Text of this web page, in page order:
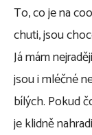
To, co je na
chuti, jsou
Já mám
jsou i mléčné
bílých. Pokud
je klidně